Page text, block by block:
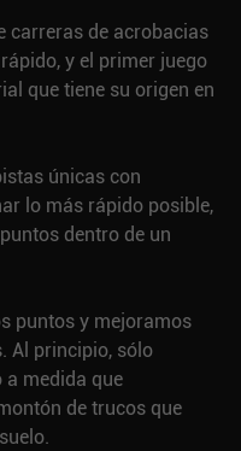
carreras de acrobacias
y el primer juego
que tiene su origen en
únicas con
lo más rápido posible,
dentro de un
puntos y mejoramos
Al principio, sólo
a medida que
de trucos que